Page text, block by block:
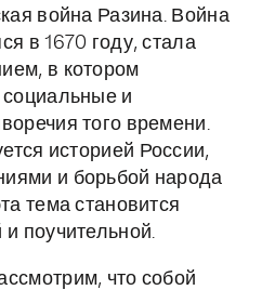
война Разина. Война
в 1670 году, стала
в котором
социальные и
того времени.
историей России,
и борьбой народа
тема становится
поучительной.
что собой